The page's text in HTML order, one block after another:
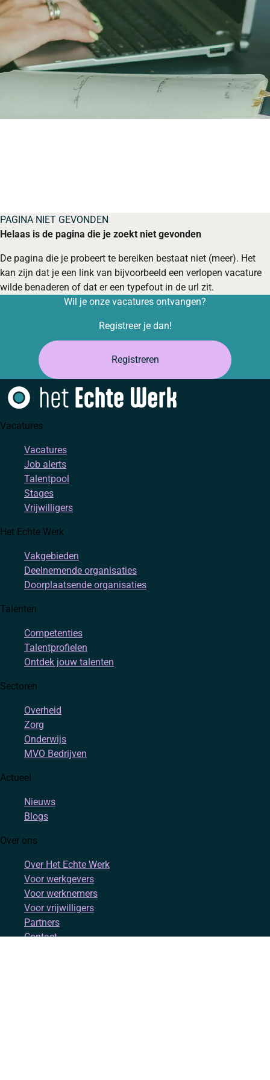
PAGINA NIET GEVONDEN
Helaas is de pagina die je zoekt niet gevonden
De pagina die je probeert te bereiken bestaat niet (meer). Het
kan zijn dat je een link van bijvoorbeeld een verlopen vacature
wilde benaderen of dat er een typefout in de url zit.
Wil je onze vacatures ontvangen?
Registreer je dan!
Registreren
Vacatures
Vacatures
Job alerts
Talentpool
Stages
Vrijwilligers
Het Echte Werk
Vakgebieden
Deelnemende organisaties
Doorplaatsende organisaties
Talenten
Competenties
Talentprofielen
Ontdek jouw talenten
Sectoren
Overheid
Zorg
Onderwijs
MVO Bedrijven
Actueel
Nieuws
Blogs
Over ons
Over Het Echte Werk
Voor werkgevers
Voor werknemers
Voor vrijwilligers
Partners
Contact